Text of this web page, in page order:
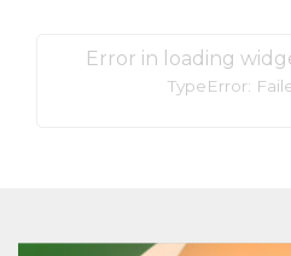
Error in loading
TypeError: